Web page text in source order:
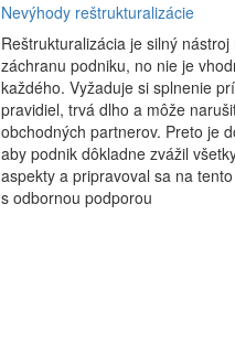
Nevýhody reštrukturalizácie
Reštrukturalizácia je silný nástroj
záchranu podniku, no nie je
každého. Vyžaduje si splnenie
pravidiel, trvá dlho a môže
obchodných partnerov. Preto je
aby podnik dôkladne zvážil
aspekty a pripravoval sa na
s odbornou podporou